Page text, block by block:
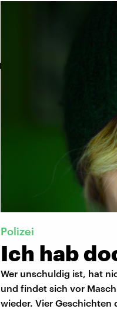
Polizei
Ich hab
Wer unschuldig ist, hat
und findet sich vor
wieder. Vier Geschichten